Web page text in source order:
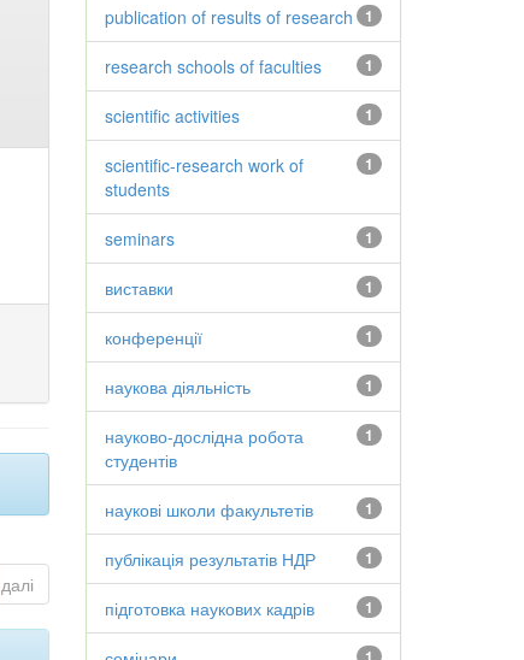
далі
1
publication of results of research
1
research schools of faculties
1
scientific activities
1
scientific-research work of
students
1
seminars
1
виставки
1
конференції
1
наукова діяльність
1
науково-дослідна робота
студентів
1
наукові школи факультетів
1
публікація результатів НДР
1
підготовка наукових кадрів